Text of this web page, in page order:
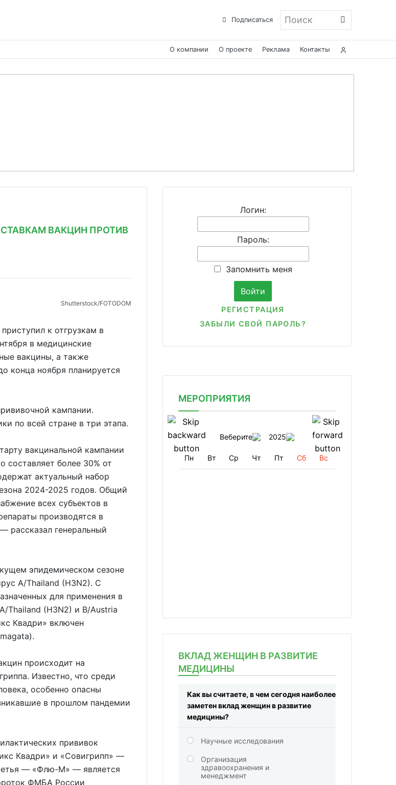
Подписаться Поиск
О компании О проекте Реклама Контакты
ВАКЦИН ПРОТИВ
Shutterstoсk/FOTODOM
к отгрузкам в
в медицинские
вакцины, а также
конца ноября планируется
кампании.
по всей стране в три этапа.
вакцинальной кампании
составляет более 30% от
актуальный набор
2024-2025 годов. Общий
всех субъектов в
производятся в
рассказал генеральный
эпидемическом сезоне
A/Thailand (H3N2). С
для применения в
Thailand (H3N2) и B/Austria
Квадри» включен
происходит на
Известно, что среди
особенно опасны
в прошлом пандемии
прививок
Квадри» и «Совигрипп» —
— «Флю-М» — является
ФМБА России
Логин:
Пароль:
Запомнить меня
РЕГИСТРАЦИЯ
ЗАБЫЛИ СВОЙ ПАРОЛЬ?
МЕРОПРИЯТИЯ
Веберите 2025
Пн Вт Ср Чт Пт Сб Вс
ВКЛАД ЖЕНЩИН В РАЗВИТИЕ
МЕДИЦИНЫ
Как вы считаете, в чем сегодня наиболее
заметен вклад женщин в развитие
медицины?
Научные исследования
Организация
здравоохранения и
менеджмент